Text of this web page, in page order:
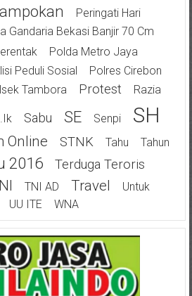
Peringati Hari
Gandaria Bekasi Banjir 70 Cm
Polda Metro Jaya
Peduli Sosial
Polres Cirebon
Tambora Protest Razia
Sabu SE Senpi SH
Online STNK Tahu
Tahun
2016
Terduga Teroris
TNI AD Travel
Untuk
UU ITE WNA